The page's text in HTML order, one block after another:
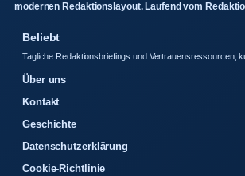
modernen Redaktionslayout. Laufend vom
Beliebt
Tagliche Redaktionsbriefings und Vertrauensressourcen,
Über uns
Kontakt
Geschichte
Datenschutzerklärung
Cookie-Richtlinie